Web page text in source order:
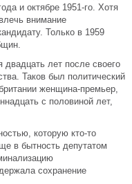
и октябре 1951-го. Хотя
внимание
Только в 1959
двадцать лет после своего
Таков был политический
женщина-премьер,
с половиной лет,
которую кто-то
в бытность депутатом
сохранение